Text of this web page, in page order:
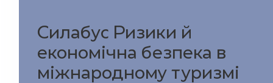
Силабус Ризики й
економічна безпека в
міжнародному туризмі